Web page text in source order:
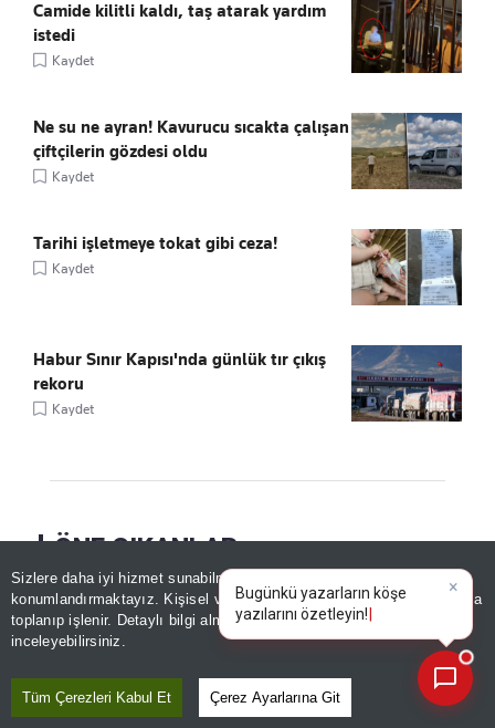
Sizlere daha iyi hizmet sunabilmek adına sitemizde
konumlandırmaktayız. Kişisel verileriniz, KVKK ve GDPR kapsamında
toplanıp işlenir. Detaylı bilgi almak içinAydınlatma Metnimizi
inceleyebilirsiniz.
Tüm Çerezleri Kabul Et Çerez Ayarlarına Git
Camide kilitli kaldı, taş atarak yardım
istedi
Kaydet
Ne su ne ayran! Kavurucu sıcakta çalışan
çiftçilerin gözdesi oldu
Kaydet
Tarihi işletmeye tokat gibi ceza!
Kaydet
Habur Sınır Kapısı'nda günlük tır çıkış
rekoru
Kaydet
ÖNE ÇIKANLAR
Bugünkü yazarların köş